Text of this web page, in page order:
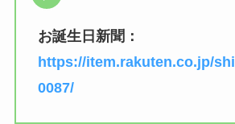
お誕生日新聞：
https://item.rakuten.co.jp/
0087/